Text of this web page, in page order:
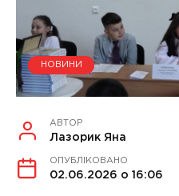
НОВИНИ
АВТОР
Лазорик Яна
ОПУБЛІКОВАНО
02.06.2026 о 16:06